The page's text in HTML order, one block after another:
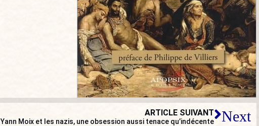
ARTICLE SUIVANT
Yann Moix et les nazis, une obsession aussi tenace qu’indécente Next